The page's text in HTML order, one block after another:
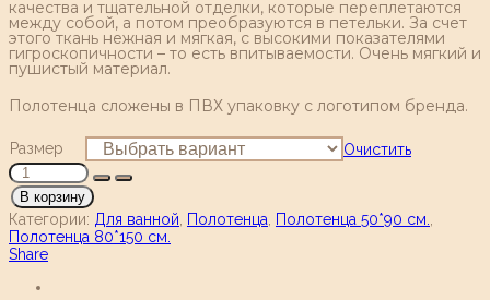
качества и тщательной отделки, которые переплетаются
между собой, а потом преобразуются в петельки. За счет
этого ткань нежная и мягкая, с высокими показателями
гигроскопичности – то есть впитываемости. Очень мягкий и
пушистый материал.
Полотенца сложены в ПВХ упаковку с логотипом бренда.
Размер Очистить
В корзину
Категории: Для ванной Полотенца Полотенца 50*90 см.
Полотенца 80*150 см.
Share